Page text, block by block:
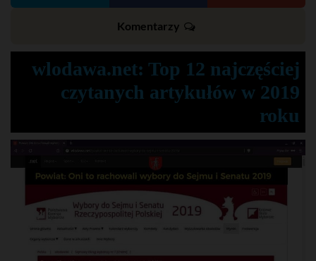
Komentarzy
wlodawa.net: Top 12 najczęściej
czytanych artykułów w 2019
roku